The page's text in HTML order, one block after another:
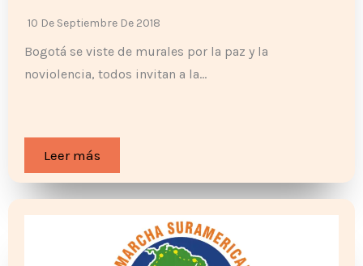
10 De Septiembre De 2018
Bogotá se viste de murales por la paz y la
noviolencia, todos invitan a la…
Leer más